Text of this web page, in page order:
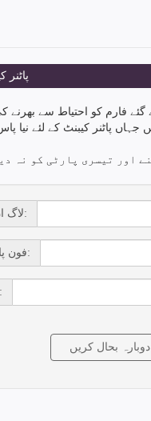
گئے فارم کو احتیاط سے
پاٹنر کیبنٹ کے لئے نیا
اور تیسری پارٹی کو نہ
لاگ ان کریں:
فون پاس ورڈ:
ای میل: